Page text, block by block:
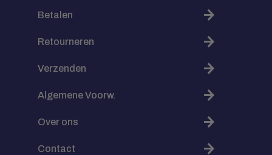
Betalen
Retourneren
Verzenden
Algemene Voorw.
Over ons
Contact